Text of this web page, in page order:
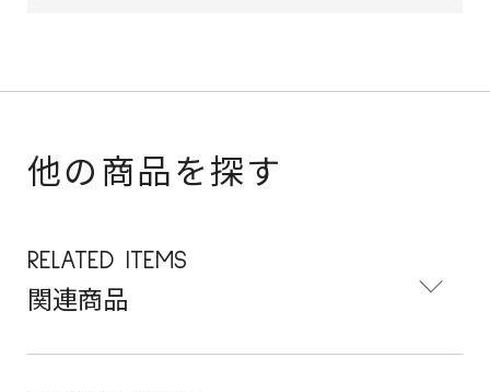
他の商品を探す
RELATED ITEMS
関連商品